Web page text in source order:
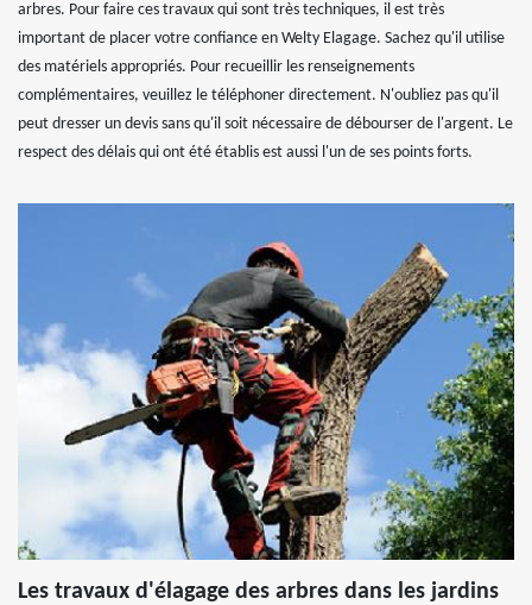
arbres. Pour faire ces travaux qui sont très techniques, il est très
important de placer votre confiance en Welty Elagage. Sachez qu'il utilise
des matériels appropriés. Pour recueillir les renseignements
complémentaires, veuillez le téléphoner directement. N'oubliez pas qu'il
peut dresser un devis sans qu'il soit nécessaire de débourser de l'argent. Le
respect des délais qui ont été établis est aussi l'un de ses points forts.
Les travaux d'élagage des arbres dans les jardins